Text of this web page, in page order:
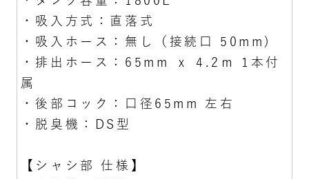
・吸入方式：直落式
・吸入ホース：無し（接続口 50mm)
・排出ホース：65mm ｘ 4.2ｍ 1本付
属
・後部コック：口径65mm 左右
・脱臭機：DS型
【シャシ部 仕様】